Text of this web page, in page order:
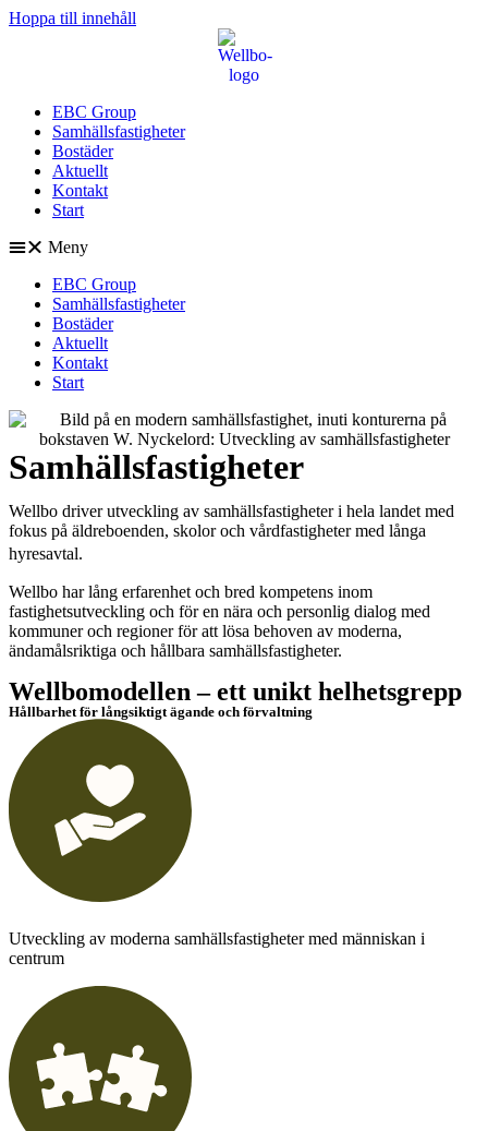
Hoppa till innehåll
EBC Group
Samhällsfastigheter
Bostäder
Aktuellt
Kontakt
Start
Meny
EBC Group
Samhällsfastigheter
Bostäder
Aktuellt
Kontakt
Start
Samhällsfastigheter
Wellbo driver utveckling av samhällsfastigheter i hela landet med
fokus på äldreboenden, skolor och vårdfastigheter med långa
hyresavtal.
Wellbo har lång erfarenhet och bred kompetens inom
fastighetsutveckling och för en nära och personlig dialog med
kommuner och regioner för att lösa behoven av moderna,
ändamålsriktiga och hållbara samhällsfastigheter.
Wellbomodellen – ett unikt helhetsgrepp
Hållbarhet för långsiktigt ägande och förvaltning
Utveckling av moderna samhällsfastigheter med människan i
centrum